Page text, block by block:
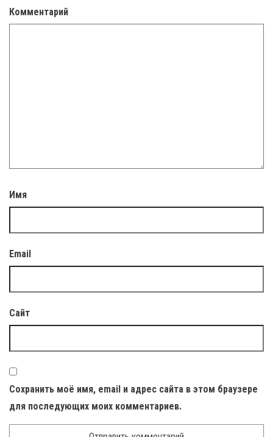
Комментарий
Имя
Email
Сайт
Сохранить моё имя, email и адрес сайта в этом браузере
для последующих моих комментариев.